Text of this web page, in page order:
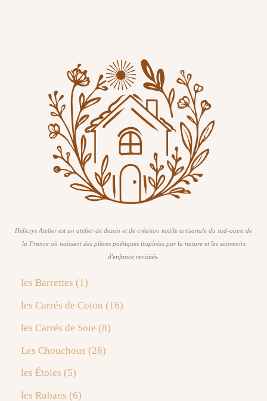
Helicrys Atelier est un atelier de dessin et de création textile artisanale du sud-ouest de
la France où naissent des pièces poétiques inspirées par la nature et les souvenirs
d'enfance revisités.
les Barrettes 11
r
o
u
les Carrés de Coton 161
les Carrés de Soie 88
Les Chouchous 282
les Étoles 55
les Rubans 66